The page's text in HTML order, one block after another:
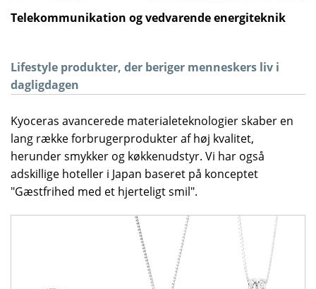
Telekommunikation og vedvarende energiteknik
Lifestyle produkter, der beriger menneskers liv i
dagligdagen
Kyoceras avancerede materialeteknologier skaber en
lang række forbrugerprodukter af høj kvalitet,
herunder smykker og køkkenudstyr. Vi har også
adskillige hoteller i Japan baseret på konceptet
"Gæstfrihed med et hjerteligt smil".